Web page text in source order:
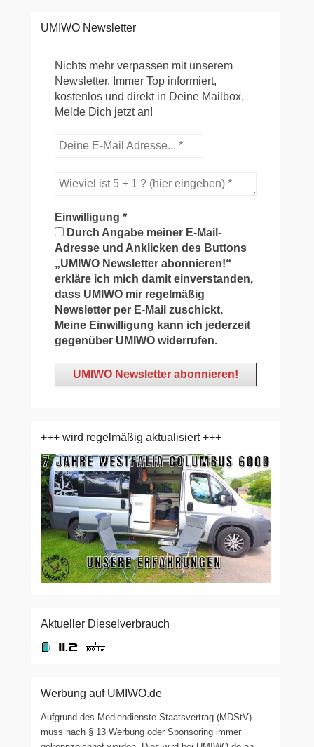
UMIWO Newsletter
Nichts mehr verpassen mit unserem
Newsletter. Immer Top informiert,
kostenlos und direkt in Deine Mailbox.
Melde Dich jetzt an!
Einwilligung*
Durch Angabe meiner E-Mail-
Adresse und Anklicken des Buttons
„UMIWO Newsletter abonnieren!“
erkläre ich mich damit einverstanden,
dass UMIWO mir regelmäßig
Newsletter per E-Mail zuschickt.
Meine Einwilligung kann ich jederzeit
gegenüber UMIWO widerrufen.
+++ wird regelmäßig aktualisiert +++
Aktueller Dieselverbrauch
Werbung auf UMIWO.de
Aufgrund des Mediendienste-Staatsvertrag (MDStV)
muss nach § 13 Werbung oder Sponsoring immer